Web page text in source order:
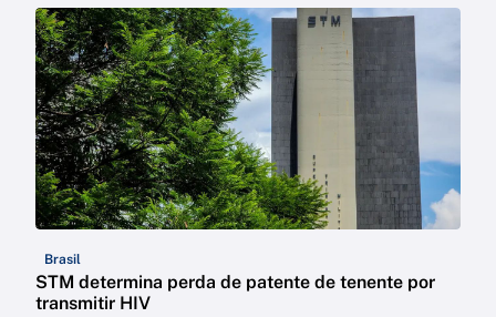
Brasil
STM determina perda de patente de tenente por
transmitir HIV